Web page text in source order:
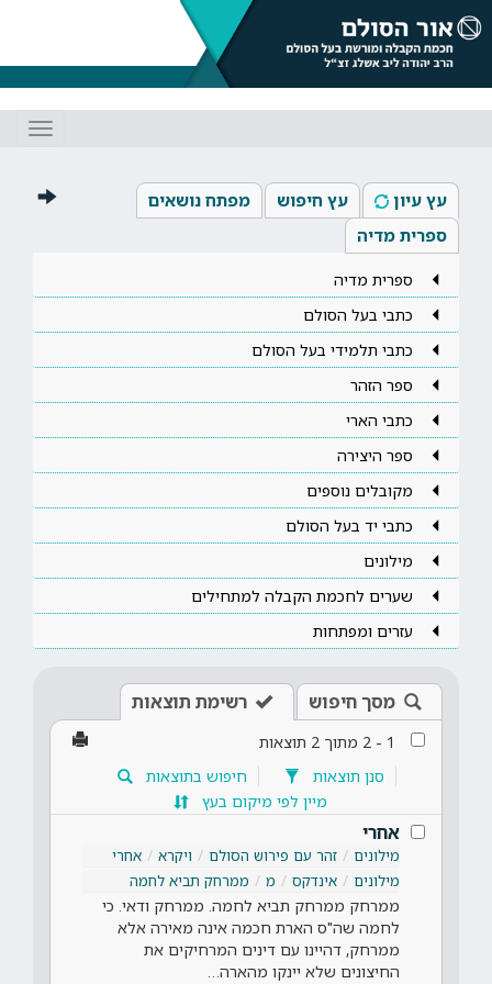
עץ עיון עץ חיפוש
מפתח נושאים
ספרית מדיה
ספרית מדיה
כתבי בעל הסולם
כתבי תלמידי בעל הסולם
ספר הזהר
כתבי הארי
ספר היצירה
מקובלים נוספים
כתבי יד בעל הסולם
מילונים
שערים לחכמת הקבלה למתחילים
עזרים ומפתחות
מסך חיפוש רשימת תוצאות
1
-
2 מתוך 2 תוצאות
סנן תוצאות
חיפוש בתוצאות
מיין לפי מיקום בעץ
אחרי
מילונים זהר עם פירוש הסולם ויקרא
אחרי
מילונים
אינדקס מ ממרחק תביא לחמה
ממרחק ממרחק תביא לחמה. ממרחק ודאי. כי
לחמה שה"ס הארת חכמה אינה מאירה אלא
ממרחק, דהיינו עם דינים המרחיקים את
החיצונים שלא יינקו מהארה…